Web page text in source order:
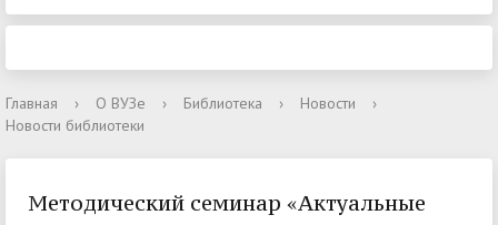
Главная › О ВУЗе › Библиотека › Новости
›
Новости библиотеки
Методический семинар «Актуальные